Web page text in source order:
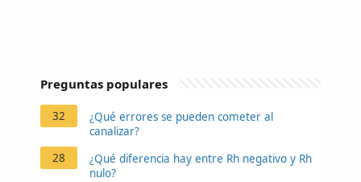
Preguntas populares
32
¿Qué errores se pueden cometer al
canalizar?
28
¿Qué diferencia hay entre Rh negativo y Rh
nulo?